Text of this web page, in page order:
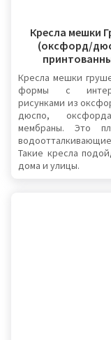
Кресла мешки
(оксфорд/
Кресла мешки
формы с
рисунками из
дюспо,
мембраны. Это
Такие кресла
дома и улицы.